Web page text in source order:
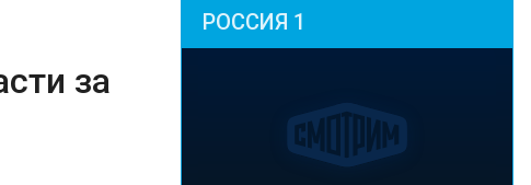
за
РОССИЯ 1